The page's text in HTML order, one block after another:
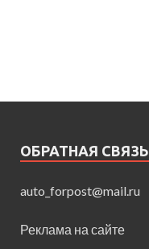
ОБРАТНАЯ СВЯЗЬ
auto_forpost@mail.ru
Реклама на сайте